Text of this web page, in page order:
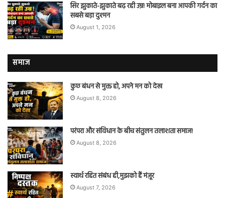
सिर झुकाते-झुकाते बढ़ रही उम्र! मोबाइल बना आपकी गर्दन का
सबसे बड़ा दुश्मन
August 1, 2026
समाज
कुछ बंधन से मुक्त हो, अपने मन को देख
August 8, 2026
परंपरा और संविधान के बीच संतुलन तलाशता समाज!
August 8, 2026
स्वार्थ रहित संबंध ही,मुझको हैं मंज़ूर
August 7, 2026